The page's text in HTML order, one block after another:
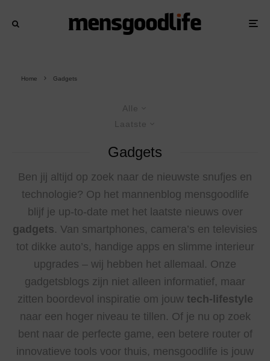
Home Gadgets
Alle
Laatste
Gadgets
Ben jij altijd op zoek naar de nieuwste snufjes en
technologie? Op het mannenblog mensgoodlife
blijf je up-to-date met het laatste nieuws over
gadgets. Van smartphones, camera’s en televisies
tot dikke auto’s, handige apps en slimme interieur
upgrades – wij hebben het allemaal. Onze
gadgetsblogs zijn niet alleen informatief, maar
zitten boordevol inspiratie om jouw tech-lifestyle
naar een hoger niveau te tillen. Of je nu op zoek
bent naar de perfecte game, een betere router of
innovatieve tools voor thuis, mensgoodlife is jouw